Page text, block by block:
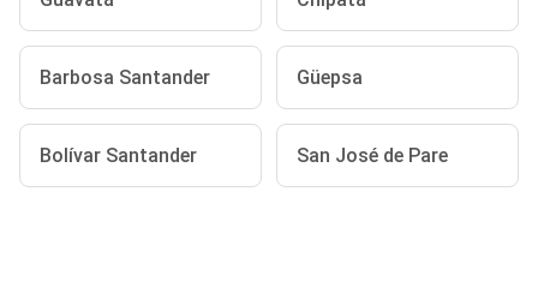
Barbosa Santander Güepsa
Bolívar Santander San José de Pare